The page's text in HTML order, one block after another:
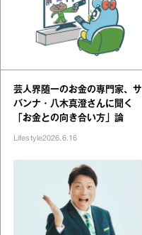
芸人界随一のお金の専門家、サ
バンナ・八木真澄さんに聞く
「お金との向き合い方」論
Lifestyle2026.6.16